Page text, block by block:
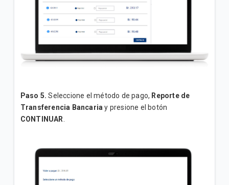
Paso 5. Seleccione el método de pago, Reporte de
Transferencia Bancaria y presione el botón
CONTINUAR